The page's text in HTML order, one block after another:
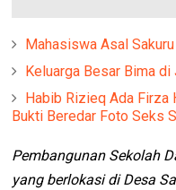
Mahasiswa Asal
Keluarga Besar Bima
Habib Rizieq Ada Firza
Bukti Beredar Foto Seks
Pembangunan Sekolah
yang berlokasi di Desa